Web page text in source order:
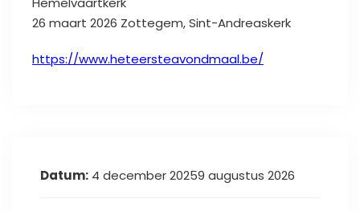
26 maart 2026 Zottegem, Sint-Andreaskerk
https://www.heteersteavondmaal.be/
Datum: 4 december 20259 augustus 2026